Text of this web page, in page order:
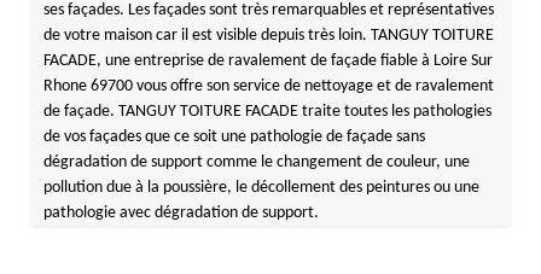
ses façades. Les façades sont très remarquables et représentatives
de votre maison car il est visible depuis très loin. TANGUY TOITURE
FACADE, une entreprise de ravalement de façade fiable à Loire Sur
Rhone 69700 vous offre son service de nettoyage et de ravalement
de façade. TANGUY TOITURE FACADE traite toutes les pathologies
de vos façades que ce soit une pathologie de façade sans
dégradation de support comme le changement de couleur, une
pollution due à la poussière, le décollement des peintures ou une
pathologie avec dégradation de support.